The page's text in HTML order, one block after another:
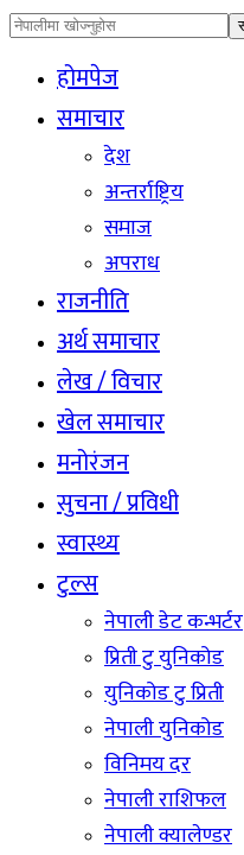
होमपेज
समाचार
देश
अन्तर्राष्ट्रिय
समाज
अपराध
राजनीति
अर्थ समाचार
लेख / विचार
खेल समाचार
मनोरंजन
सुचना / प्रविधी
स्वास्थ्य
टुल्स
नेपाली डेट कन्भर्टर
प्रिती टु युनिकोड
युनिकोड टु प्रिती
नेपाली युनिकोड
विनिमय दर
नेपाली राशिफल
नेपाली क्यालेण्डर